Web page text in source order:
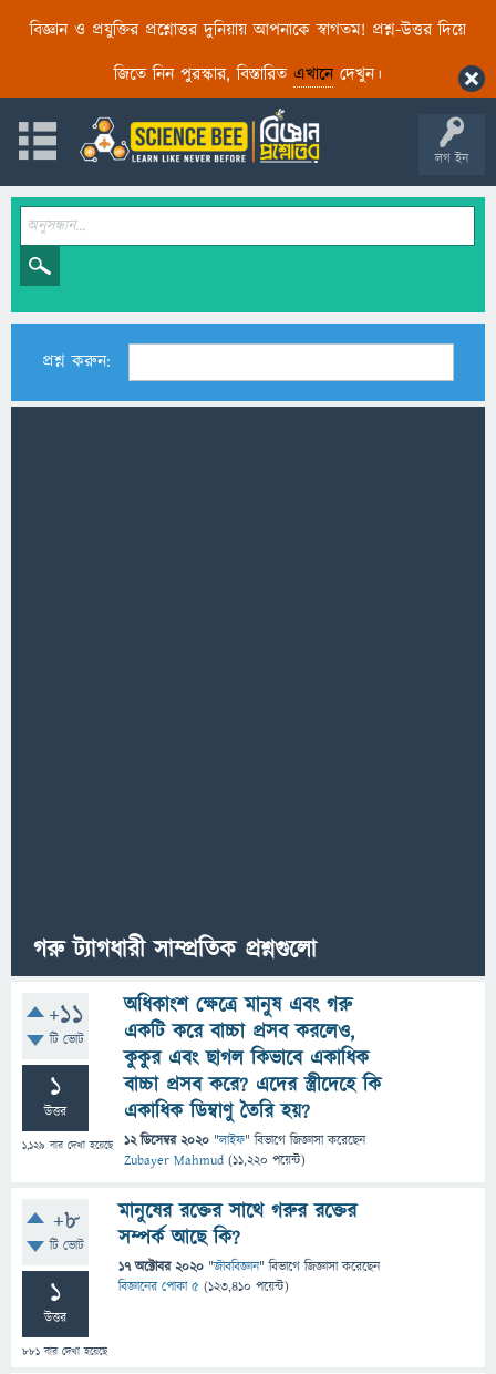
বিজ্ঞান ও প্রযুক্তির প্রশ্নোত্তর দুনিয়ায় আপনাকে স্বাগতম! প্রশ্ন-উত্তর দিয়ে
জিতে নিন পুরস্কার, বিস্তারিত এখানেদেখুন।
লগ ইন
প্রশ্ন করুন:
গরু ট্যাগধারী সাম্প্রতিক প্রশ্নগুলো
+11
টি ভোট
1
উত্তর
1,129 বার দেখা হয়েছে
অধিকাংশ ক্ষেত্রে মানুষ এবং গরু
একটি করে বাচ্চা প্রসব করলেও,
কুকুর এবং ছাগল কিভাবে একাধিক
বাচ্চা প্রসব করে? এদের স্ত্রীদেহে কি
একাধিক ডিম্বাণু তৈরি হয়?
12 ডিসেম্বর 2020 "লাইফ" বিভাগে জিজ্ঞাসাকরেছেন
Zubayer Mahmud (11,220 পয়েন্ট)
+8
টি ভোট
1
উত্তর
881 বার দেখা হয়েছে
মানুষের রক্তের সাথে গরুর রক্তের
সম্পর্ক আছে কি?
17 অক্টোবর 2020 "জীববিজ্ঞান" বিভাগে জিজ্ঞাসাকরেছেন
বিজ্ঞানের পোকা ৫ (123,410 পয়েন্ট)